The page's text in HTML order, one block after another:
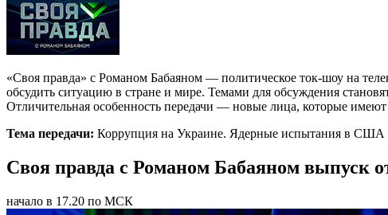
«Своя правда» с Романом Бабаяном — политическое ток-шоу на
обсудить ситуацию в стране и мире. Темами для обсуждения
Отличительная особенность передачи — новые лица, которые
Тема передачи: Коррупция на Украине. Ядерные испытания в США
Своя правда с Романом Бабаяном выпуск
начало в 17.20 по МСК